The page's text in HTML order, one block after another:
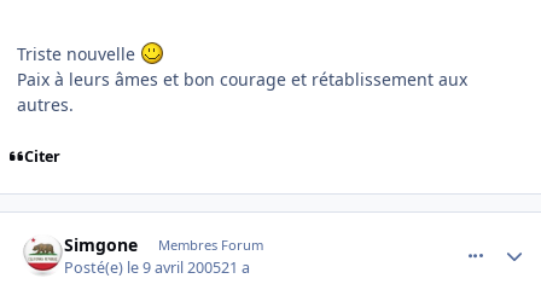
Triste nouvelle
Paix à leurs âmes et bon courage et rétablissement aux
autres.
Citer
Simgone Membres Forum
Posté(e) le 9 avril 200521 a